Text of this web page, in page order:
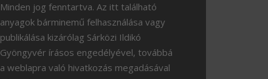
Minden jog fenntartva. Az itt található
anyagok bárminemű felhasználása vagy
publikálása kizárólag Sárközi Ildikó
Gyöngyvér írásos engedélyével, továbbá
a weblapra való hivatkozás megadásával